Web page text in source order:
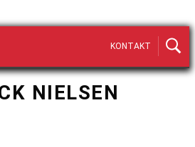
KONTAKT
NIELSEN